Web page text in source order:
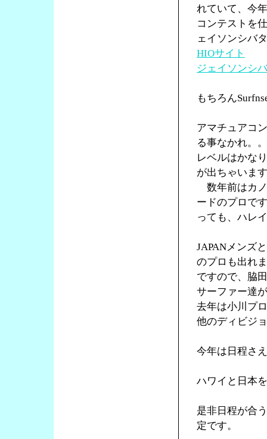
れていて、今
コンテストを
ェイソンシバ
HIOサイト
ジェイソンシ
もちろん
アマチュアコ
る事なかれ。
レベルはかな
が出ちゃいま
数年前はカ
ードのプロで
っても、ハレ
JAPANメンズ
のプロも出れ
ですので、脇
サーファー達
去年は小川プ
他のディビジ
今年は日程さ
ハワイと日本
是非日程が合
定です。